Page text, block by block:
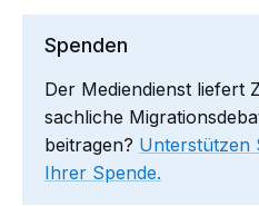
Spenden
Der Mediendienst liefert
sachliche
beitragen? Unterstützen
Ihrer Spende.